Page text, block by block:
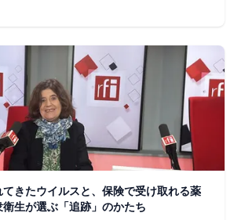
きたウイルスと、保険で受け取れる薬
生が選ぶ「追跡」のかたち